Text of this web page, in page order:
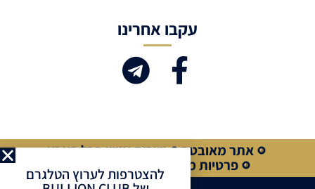
עקבו אחרינו
אתר מאובטח
שירות אישי בכל הארץ
פרטיות מלאה
קנייה מאובטחת
להצטרפות לערוץ הטלגרם